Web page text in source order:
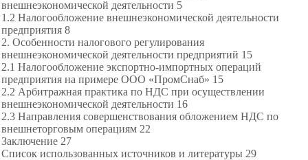
внешнеэкономической деятельности 5
1.2 Налогообложение внешнеэкономической деятельности
предприятия 8
2. Особенности налогового регулирования
внешнеэкономической деятельности предприятий 15
2.1 Налогообложение экспортно-импортных операций
предприятия на примере ООО «ПромСнаб» 15
2.2 Арбитражная практика по НДС при осуществлении
внешнеэкономической деятельности 16
2.3 Направления совершенствования обложением НДС по
внешнеторговым операциям 22
Заключение 27
Список использованных источников и литературы 29